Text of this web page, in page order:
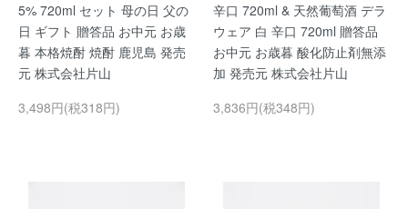
5% 720ml セット 母の日 父の
日 ギフト 贈答品 お中元 お歳
暮 本格焼酎 焼酎 鹿児島 発売
元 株式会社片山
3,498円(税318円)
辛口 720ml & 天然葡萄酒 デラ
ウェア 白 辛口 720ml 贈答品
お中元 お歳暮 酸化防止剤無添
加 発売元 株式会社片山
3,836円(税348円)